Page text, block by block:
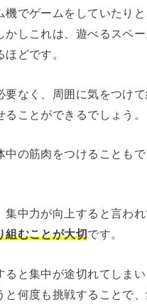
でゲームをしていたり
しこれは、遊べるスペ
どです。
なく、周囲に気をつけ
ことができるでしょう。
の筋肉をつけることも
集中力が向上すると言わ
組むことが大切です。
と集中が途切れてしま
何度も挑戦することで、